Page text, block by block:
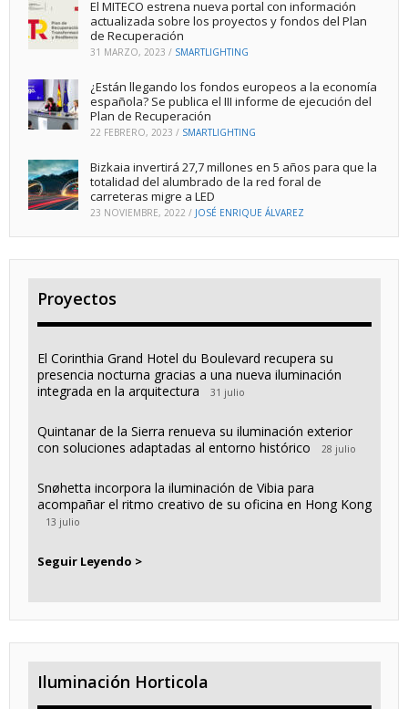
El MITECO estrena nueva portal con información
actualizada sobre los proyectos y fondos del Plan
de Recuperación
31 MARZO, 2023 / SMARTLIGHTING
¿Están llegando los fondos europeos a la economía
española? Se publica el III informe de ejecución del
Plan de Recuperación
22 FEBRERO, 2023 / SMARTLIGHTING
Bizkaia invertirá 27,7 millones en 5 años para que la
totalidad del alumbrado de la red foral de
carreteras migre a LED
23 NOVIEMBRE, 2022 / JOSÉ ENRIQUE ÁLVAREZ
Proyectos
El Corinthia Grand Hotel du Boulevard recupera su
presencia nocturna gracias a una nueva iluminación
integrada en la arquitectura
31 julio
Quintanar de la Sierra renueva su iluminación exterior
con soluciones adaptadas al entorno histórico
28 julio
Snøhetta incorpora la iluminación de Vibia para
acompañar el ritmo creativo de su oficina en Hong Kong
13 julio
Seguir Leyendo >
Iluminación Horticola